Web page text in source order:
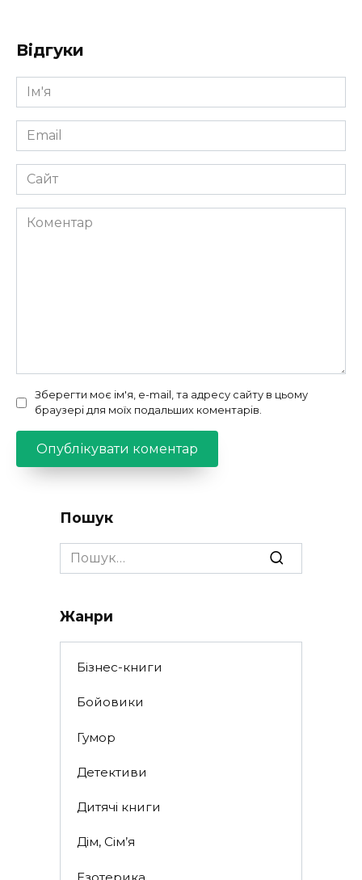
Відгуки
Ім'я
*
Email
*
Сайт
Коментар
Зберегти моє ім'я, e-mail, та адресу сайту в цьому
браузері для моїх подальших коментарів.
Пошук
Search
for:
Жанри
Бізнес-книги
Бойовики
Гумор
Детективи
Дитячі книги
Дім, Сім’я
Езотерика